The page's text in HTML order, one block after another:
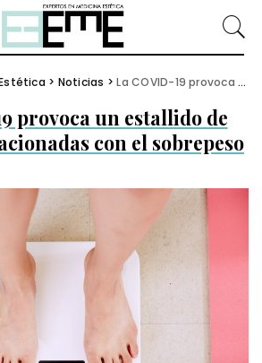
> Noticias >La COVID-19 provoca un estallido de consultas relacionadas con el sobrepeso
provoca un estallido de
con el sobrepeso